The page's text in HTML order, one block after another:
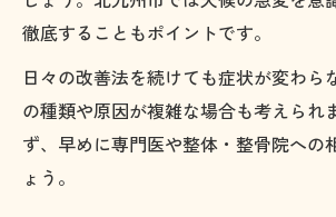
女性に多い頭痛の特徴と北九州の
女性特有の頭痛症状と生活
北九州の気候が頭痛に与え
天候変動時に起こる頭痛の
徹底することもポイントです。
日々の改善法を続けても症状が変わら
の種類や原因が複雑な場合も考えられ
ず、早めに専門医や整体・整骨院への
ょう。